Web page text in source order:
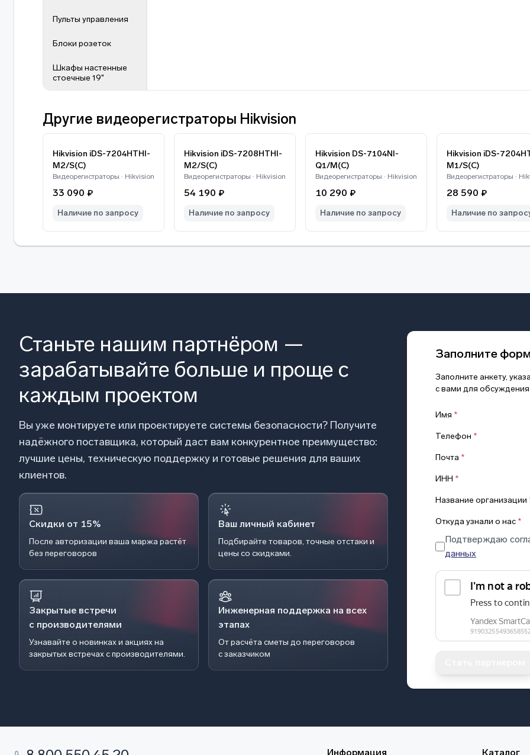
Пульты управления
Блоки розеток
Шкафы настенные
стоечные 19"
Другие видеорегистраторы Hikvision
Hikvision iDS-7204HTHI-
M2/S(C)
Видеорегистраторы · Hikvision
33 090 ₽
Наличие по запросу
Hikvision iDS-7208HTHI-
M2/S(C)
Видеорегистраторы · Hikvision
54 190 ₽
Наличие по запросу
Hikvision DS-7104NI-
Q1/M(C)
Видеорегистраторы · Hikvision
10 290 ₽
Наличие по запросу
Hikvision iDS-
M1/S(C)
Видеорегистраторы ·
28 590 ₽
Наличие по
Станьте нашим партнёром —
зарабатывайте больше и проще с
каждым проектом
Вы уже монтируете или проектируете системы безопасности? Получите
надёжного поставщика, который даст вам конкурентное преимущество:
лучшие цены, техническую поддержку и готовые решения для ваших
клиентов.
Скидки от 15%
После авторизации ваша маржа растёт
без переговоров
Ваш личный кабинет
Подбирайте товаров, точные отстаки и
цены со скидками.
Закрытые встречи
с производителями
Узнавайте о новинках и акциях на
закрытых встречах с производителями.
Инженерная поддержка на всех
этапах
От расчёта сметы до переговоров
с заказчиком
Заполните
Заполните анкету,
с вами для обсуждения
Имя *
Телефон *
Почта *
ИНН *
Название организации
Откуда узнали о нас *
Подтверждаю
данных
Информация Каталог